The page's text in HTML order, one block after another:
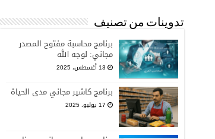
تدوينات من تصنيف
برنامج محاسبة مفتوح المصدر
مجاني: لوجه الله
13 أغسطس، 2025
برنامج كاشير مجاني مدى الحياة
17 يوليو، 2025